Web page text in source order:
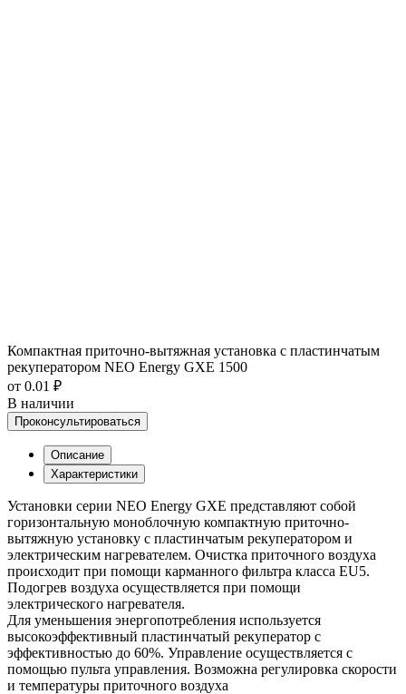
Компактная приточно-вытяжная установка с пластинчатым
рекуператором NEO Energy GXE 1500
от 0.01 ₽
В наличии
Проконсультироваться
Описание
Характеристики
Установки серии NEO Energy GXE представляют собой
горизонтальную моноблочную компактную приточно-
вытяжную установку с пластинчатым рекуператором и
электрическим нагревателем. Очистка приточного воздуха
происходит при помощи карманного фильтра класса EU5.
Подогрев воздуха осуществляется при помощи
электрического нагревателя.
Для уменьшения энергопотребления используется
высокоэффективный пластинчатый рекуператор с
эффективностью до 60%. Управление осуществляется с
помощью пульта управления. Возможна регулировка скорости
и температуры приточного воздуха